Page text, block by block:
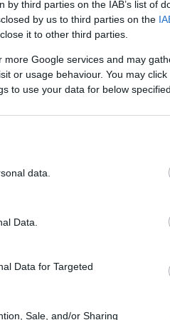
third parties on the IAB’s list of
by us to third parties on the
it to other third parties.
Google services and may
or usage behaviour. You may
to use your data for below
data.
Data.
Data for Targeted
Sale, and/or Sharing
affrontare un periodo di
di Coppa di Germania.
a una costola, un
Questo infortunio
tra i tifosi e la
durante una
rientrerà prima della
bene e guarisca